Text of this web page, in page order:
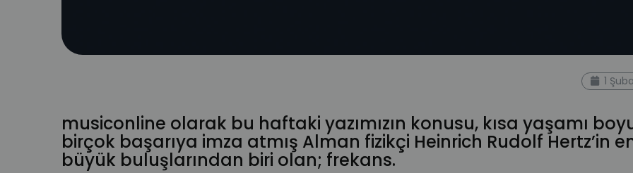
1
musiconline olarak bu haftaki yazımızın konusu, kısa yaşamı
birçok başarıya imza atmış Alman fizikçi Heinrich Rudolf Hertz’in
büyük buluşlarından biri olan; frekans.